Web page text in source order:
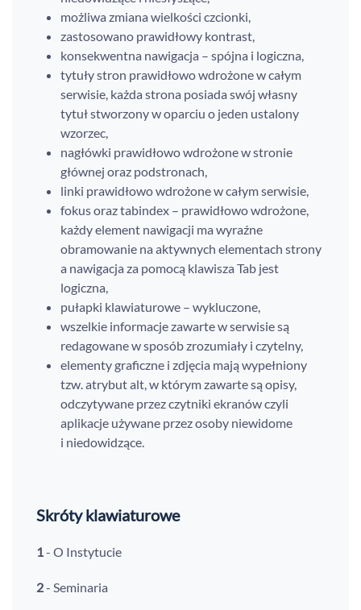
możliwa zmiana wielkości czcionki,
zastosowano prawidłowy kontrast,
konsekwentna nawigacja – spójna i logiczna,
tytuły stron prawidłowo wdrożone w całym
serwisie, każda strona posiada swój własny
tytuł stworzony w oparciu o jeden ustalony
wzorzec,
nagłówki prawidłowo wdrożone w stronie
głównej oraz podstronach,
linki prawidłowo wdrożone w całym serwisie,
fokus oraz tabindex – prawidłowo wdrożone,
każdy element nawigacji ma wyraźne
obramowanie na aktywnych elementach strony
a nawigacja za pomocą klawisza Tab jest
logiczna,
pułapki klawiaturowe – wykluczone,
wszelkie informacje zawarte w serwisie są
redagowane w sposób zrozumiały i czytelny,
elementy graficzne i zdjęcia mają wypełniony
tzw. atrybut alt, w którym zawarte są opisy,
odczytywane przez czytniki ekranów czyli
aplikacje używane przez osoby niewidome
i niedowidzące.
Skróty klawiaturowe
1- O Instytucie
2- Seminaria